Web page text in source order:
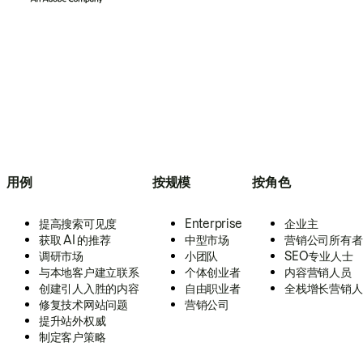
用例
提高搜索可见度
获取 AI 的推荐
调研市场
与本地客户建立联系
创建引人入胜的内容
修复技术网站问题
提升站外权威
制定客户策略
按规模
Enterprise
中型市场
小团队
个体创业者
自由职业者
营销公司
按角色
企业主
营销公司所有者
SEO专业人士
内容营销人员
全栈增长营销